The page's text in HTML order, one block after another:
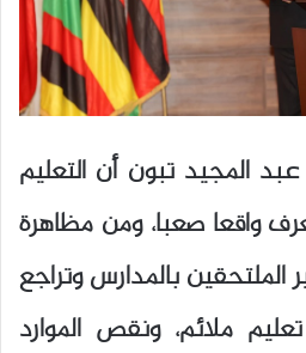
المجيد تبون أن التعليم
واقعا صعبا، ومن مظاهرة
الملتحقين بالمدارس وتراجع
ملائم، ونقص الموارد